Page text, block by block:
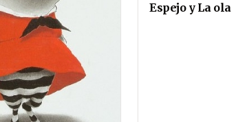
Espejo y La ola